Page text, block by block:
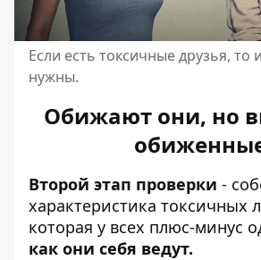
Если есть токсичные друзья, то
нужны.
Обижают они, но
Второй этап проверки -
характеристика токсичных
которая у всех плюс-минус
как они себя ведут.